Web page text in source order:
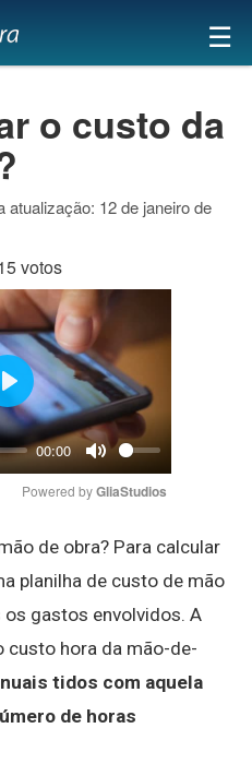
×
☰
o custo da
atualização: 12 de janeiro de
votos
00:00
Mute
Play
Powered by GliaStudios
de obra? Para calcular
planilha de custo de mão
gastos envolvidos. A
custo hora da mão-de-
tidos com aquela
de horas